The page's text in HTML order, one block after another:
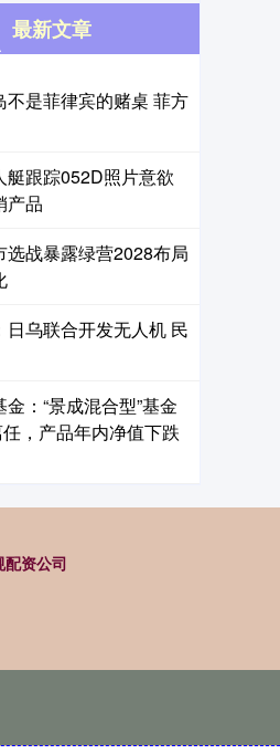
最新文章
不是菲律宾的赌桌 菲方
跟踪052D照片意欲
产品
战暴露绿营2028布局
乌联合开发无人机 民
：“景成混合型”基金
，产品年内净值下跌
配资公司